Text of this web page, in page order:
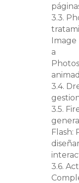
3.3.
Image
a
3.4.
3.5.
Flash:
3.6.